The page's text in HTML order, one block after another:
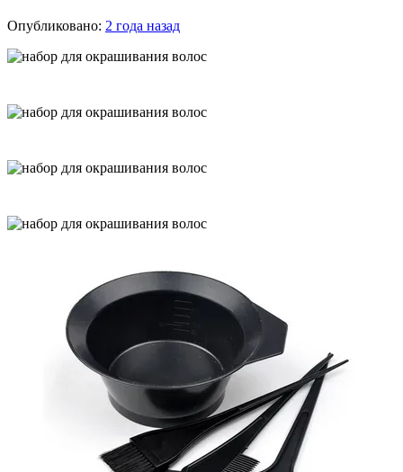
Опубликовано: 2 года назад